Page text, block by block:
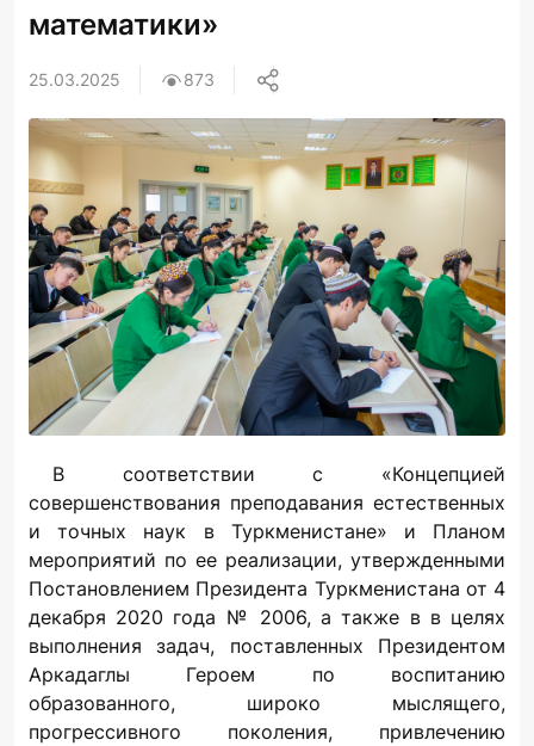
математики»
25.03.2025 873
В соответствии с «Концепцией
совершенствования преподавания естественных
и точных наук в Туркменистане» и Планом
мероприятий по ее реализации, утвержденными
Постановлением Президента Туркменистана от 4
декабря 2020 года № 2006, а также в в целях
выполнения задач, поставленных Президентом
Аркадаглы Героем по воспитанию
образованного, широко мыслящего,
прогрессивного поколения, привлечению